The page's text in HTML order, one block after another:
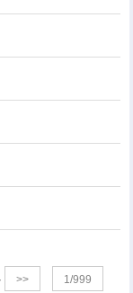
>> 1/999